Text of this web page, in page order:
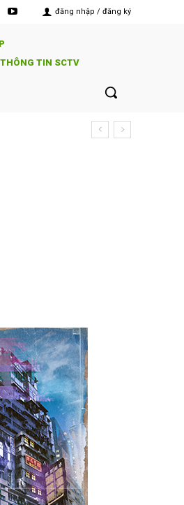
đăng nhập / đăng ký
THÔNG TIN SCTV